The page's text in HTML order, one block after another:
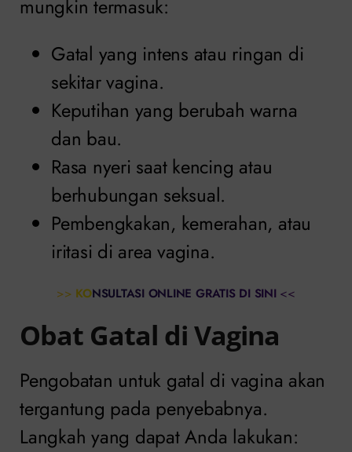
mungkin termasuk:
Gatal yang intens atau ringan di
sekitar vagina.
Keputihan yang berubah warna
dan bau.
Rasa nyeri saat kencing atau
berhubungan seksual.
Pembengkakan, kemerahan, atau
iritasi di area vagina.
>> KONSULTASI ONLINE GRATIS DI SINI <<
Obat Gatal di Vagina
Pengobatan untuk gatal di vagina akan
tergantung pada penyebabnya.
Langkah yang dapat Anda lakukan: